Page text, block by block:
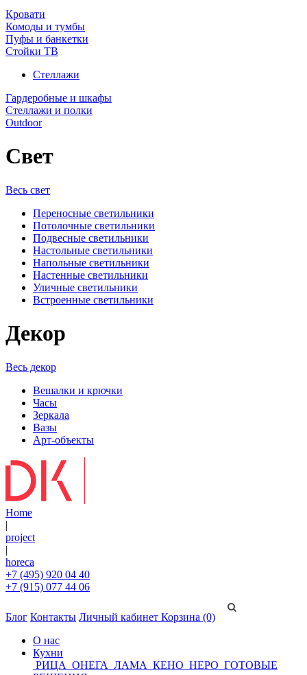
Кровати
Комоды и тумбы
Пуфы и банкетки
Стойки ТВ
Стеллажи
Гардеробные и шкафы
Стеллажи и полки
Outdoor
Свет
Весь свет
Переносные светильники
Потолочные светильники
Подвесные светильники
Настольные светильники
Напольные светильники
Настенные светильники
Уличные светильники
Встроенные светильники
Декор
Весь декор
Вешалки и крючки
Часы
Зеркала
Вазы
Арт-объекты
Home
|
project
|
horeca
+7 (495) 920 04 40
+7 (915) 077 44 06
Блог Контакты Личный кабинет Корзина (0)
О нас
Кухни
РИЦА ОНЕГА ЛАМА КЕНО НЕРО ГОТОВЫЕ